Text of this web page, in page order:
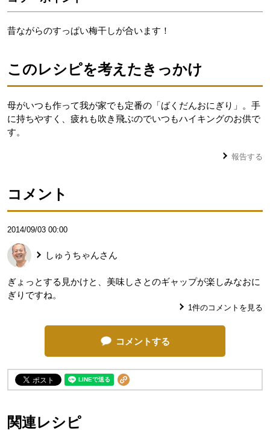
昔ながらのすっぱい梅干しが合います！
このレシピを考えたきっかけ
母がいつも作って我が家でも定番の「ばくだんおにぎり」。手
に持ちやすく、疲れも吹き飛ぶのでいつもハイキングのお供で
す。
報告する
コメント
2014/09/03 00:00
しゅうちゃんさん
ぎょっとする見かけと、美味しさとのギャップが楽しみなおに
ぎりですね。
1件のコメントを見る
コメントする
関連レシピ